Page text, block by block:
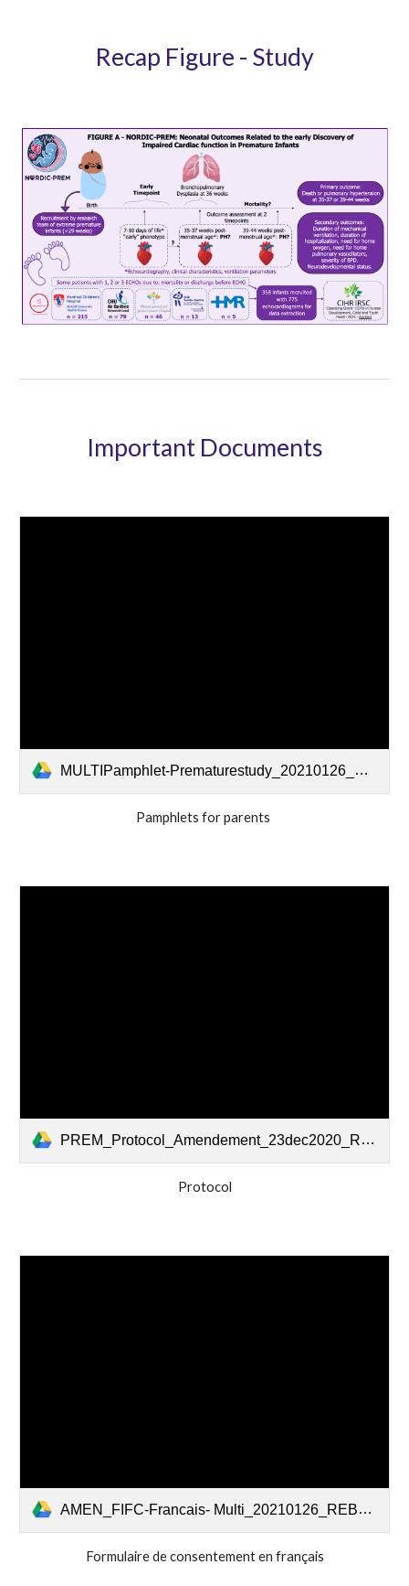
Recap Figure - Study
Important Documents
MULTIPamphlet-Prematurestudy_20210126_REBapproved.pdf
Pamphlets for parents
PREM_Protocol_Amendement_23dec2020_REBapproved.pdf
Protocol
AMEN_FIFC-Francais- Multi_20210126_REBapproved (4).pdf
Formulaire de consentement en français